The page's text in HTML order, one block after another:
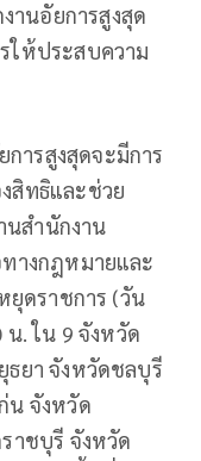
านอัยการสูงสุด
ให้ประสบความ
ารสูงสุดจะมีการ
สิทธิและช่วย
สำนักงาน
างกฎหมายและ
ยุดราชการ (วัน
น. ใน 9 จังหวัด
ธยา จังหวัดชลบุรี
น จังหวัด
าชบุรี จังหวัด